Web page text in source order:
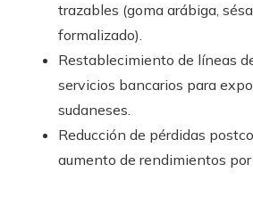
trazables (goma arábiga,
formalizado).
Restablecimiento de líneas
servicios bancarios para
sudaneses.
Reducción de pérdidas
aumento de rendimientos